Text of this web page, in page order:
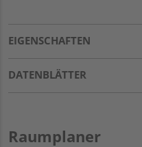
EIGENSCHAFTEN
DATENBLÄTTER
Raumplaner